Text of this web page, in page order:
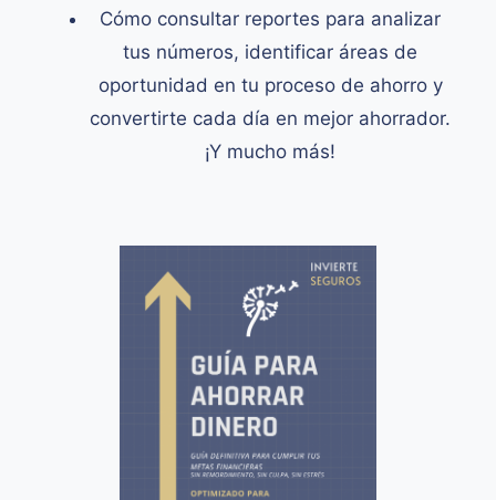
Cómo consultar reportes para analizar
tus números, identificar áreas de
oportunidad en tu proceso de ahorro y
convertirte cada día en mejor ahorrador.
¡Y mucho más!